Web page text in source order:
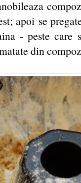
apoi se
- peste care
din